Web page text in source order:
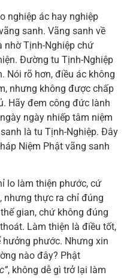
nghiệp ác hay nghiệp
sanh. Vãng sanh về
nhờ Tịnh-Nghiệp chứ
Đường tu Tịnh-Nghiệp
Nói rõ hơn, điều ác không
nhưng không được chấp
Hãy đem công đức lành
ngày nhiếp tâm niệm
là tu Tịnh-Nghiệp. Đây
Niệm Phật vãng sanh
lo làm thiện phước, cứ
nhưng thực ra chỉ đúng
gian, chứ không đúng
Làm thiện là điều tốt,
phước. Nhưng xin
nào đây? Phật
”, không dễ gì trở lại làm